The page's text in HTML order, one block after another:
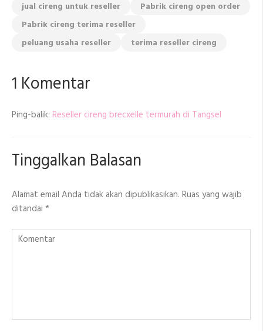
jual cireng untuk reseller
Pabrik cireng open order
Pabrik cireng terima reseller
peluang usaha reseller
terima reseller cireng
1 Komentar
Ping-balik: Reseller cireng brecxelle termurah di Tangsel
Tinggalkan Balasan
Alamat email Anda tidak akan dipublikasikan. Ruas yang wajib
ditandai *
Komentar